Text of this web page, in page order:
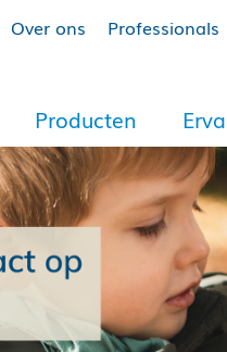
Over ons Professionals
Producten